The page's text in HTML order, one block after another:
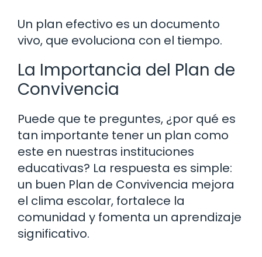
Un plan efectivo es un documento
vivo, que evoluciona con el tiempo.
La Importancia del Plan de
Convivencia
Puede que te preguntes, ¿por qué es
tan importante tener un plan como
este en nuestras instituciones
educativas? La respuesta es simple:
un buen Plan de Convivencia mejora
el clima escolar, fortalece la
comunidad y fomenta un aprendizaje
significativo.